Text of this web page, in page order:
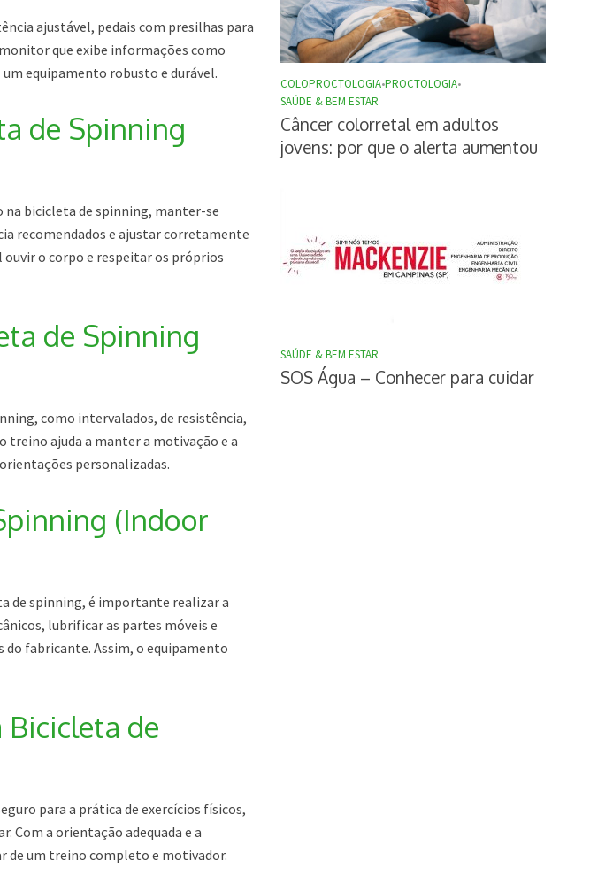
ajustável, pedais com presilhas para
que exibe informações como
equipamento robusto e durável.
de Spinning
bicicleta de spinning, manter-se
recomendados e ajustar corretamente
o corpo e respeitar os próprios
de Spinning
como intervalados, de resistência,
treino ajuda a manter a motivação e a
personalizadas.
(Indoor
de spinning, é importante realizar a
lubrificar as partes móveis e
fabricante. Assim, o equipamento
Bicicleta de
para a prática de exercícios físicos,
Com a orientação adequada e a
de um treino completo e motivador.
COLOPROCTOLOGIA•PROCTOLOGIA•
SAÚDE & BEM ESTAR
Câncer colorretal em adultos
jovens: por que o alerta aumentou
SAÚDE & BEM ESTAR
SOS Água – Conhecer para cuidar